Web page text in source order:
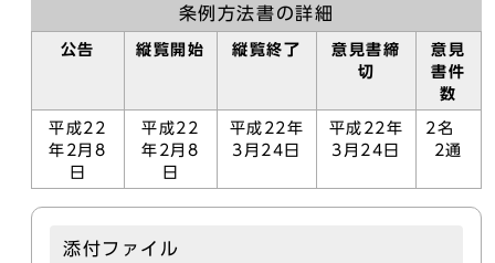
条例方法書の詳細
公告 縦覧開始 縦覧終了
意見書締
切
意見
書件
数
平成22
年2月8
日
平成22
年2月8
日
平成22年
3月24日
平成22年
3月24日
2名
2通
添付ファイル